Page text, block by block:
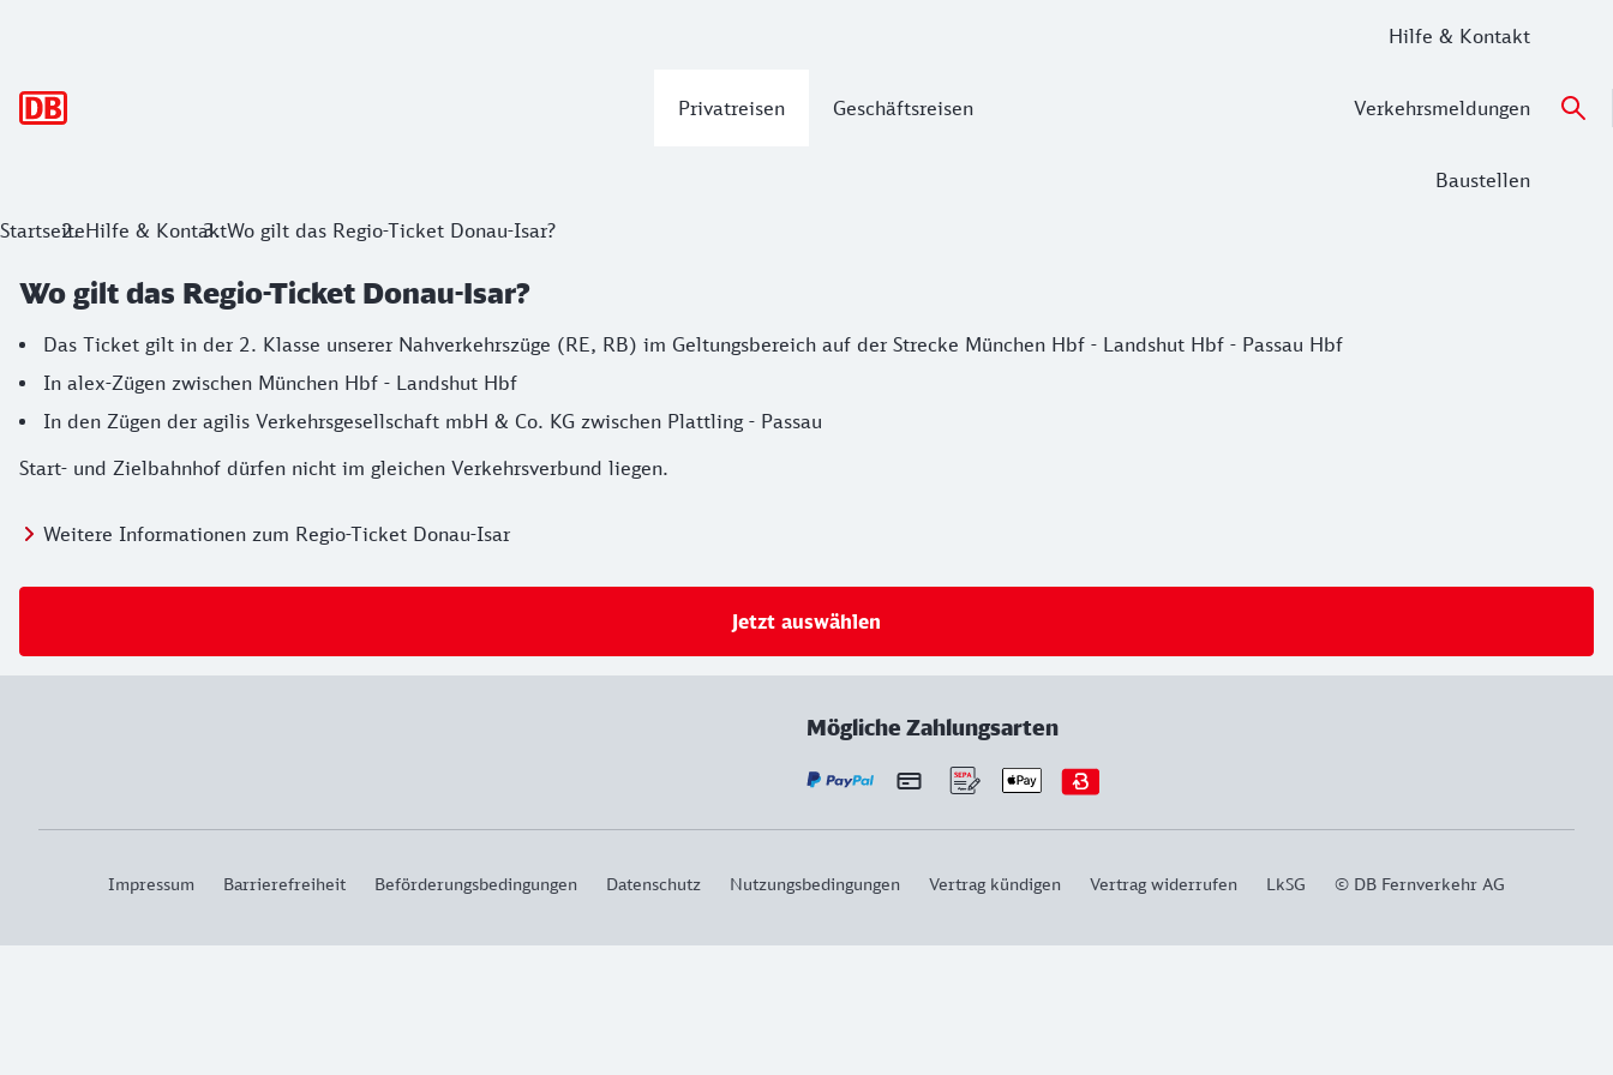
Privatreisen Geschäftsreisen
Hilfe & Kontakt
Verkehrsmeldungen
Baustellen
StartseiteHilfe & KontaktWo gilt das Regio-Ticket Donau-Isar?
Wo gilt das Regio-Ticket Donau-Isar?
Das Ticket gilt in der 2. Klasse unserer Nahverkehrszüge (RE, RB) im Geltungsbereich auf der Strecke München Hbf - Landshut Hbf - Passau Hbf
In alex-Zügen zwischen München Hbf - Landshut Hbf
In den Zügen der agilis Verkehrsgesellschaft mbH & Co. KG zwischen Plattling - Passau
Start- und Zielbahnhof dürfen nicht im gleichen Verkehrsverbund liegen.
Weitere Informationen zum Regio-Ticket Donau-Isar
Jetzt auswählen
Mögliche Zahlungsarten
Impressum Barrierefreiheit Beförderungsbedingungen Datenschutz Nutzungsbedingungen Vertrag kündigen Vertrag widerrufen LkSG © DB Fernverkehr AG